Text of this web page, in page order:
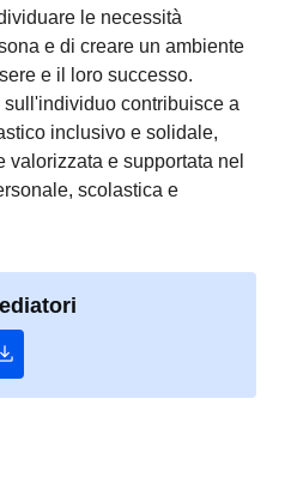
le necessità
e di creare un ambiente
e il loro successo.
contribuisce a
inclusivo e solidale,
e supportata nel
scolastica e